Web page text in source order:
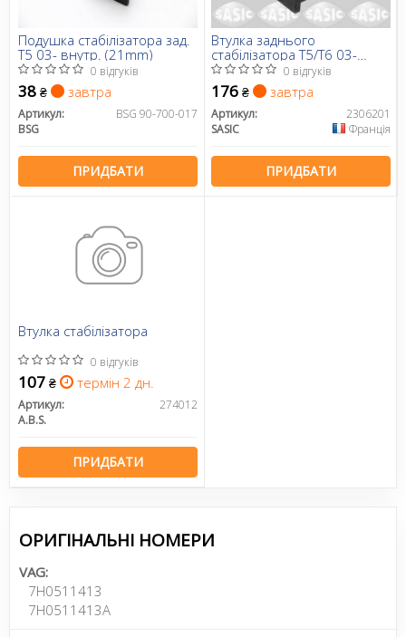
Подушка стабілізатора зад.
T5 03- внутр. (21mm)
0 відгуків
38 ₴ завтра
Артикул:
BSG 90-700-017
BSG
ПРИДБАТИ
Втулка заднього
стабілізатора T5/T6 03-
внутр. (21mm)0 відгуків
176 ₴ завтра
Артикул:
2306201
SASIC
Франція
ПРИДБАТИ
Втулка стабілізатора
0 відгуків
107 ₴ термін 2 дн.
Артикул:
274012
A.B.S.
ПРИДБАТИ
ОРИГІНАЛЬНІ НОМЕРИ
VAG:
7H0511413
7H0511413A